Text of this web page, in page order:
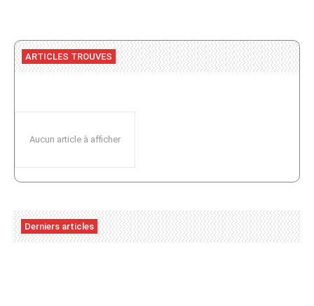
ARTICLES TROUVES
Aucun article à afficher
Derniers articles